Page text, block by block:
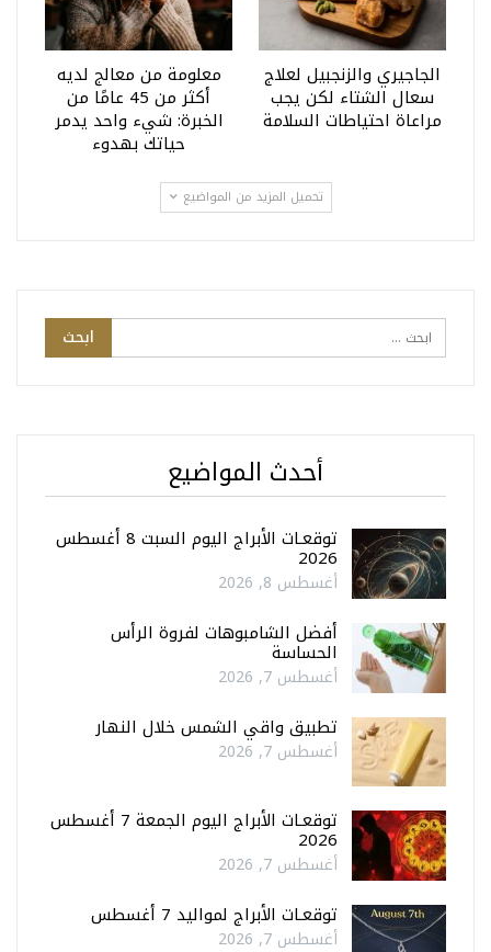
الجاجيري والزنجبيل لعلاج
سعال الشتاء لكن يجب
مراعاة احتياطات السلامة
معلومة من معالج لديه
أكثر من 45 عامًا من
الخبرة: شيء واحد يدمر
حياتك بهدوء
تحميل المزيد من المواضيع
أحدث المواضيع
توقعـات الأبراج اليوم السبت 8 أغسطس
2026
أغسطس 8, 2026
أفضل الشامبوهات لفروة الرأس
الحساسة
أغسطس 7, 2026
تطبيق واقي الشمس خلال النهار
أغسطس 7, 2026
توقعـات الأبراج اليوم الجمعة 7 أغسطس
2026
أغسطس 7, 2026
توقعـات الأبراج لمواليد 7 أغسطس
أغسطس 7, 2026